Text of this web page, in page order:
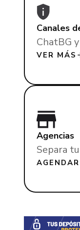
Canales
ChatBG
VER MÁS
Agencias
Separa
AGENDAR